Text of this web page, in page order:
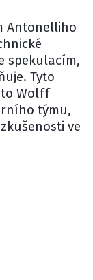
Antonelliho
spekulacím,
Tyto
Wolff
týmu,
ve